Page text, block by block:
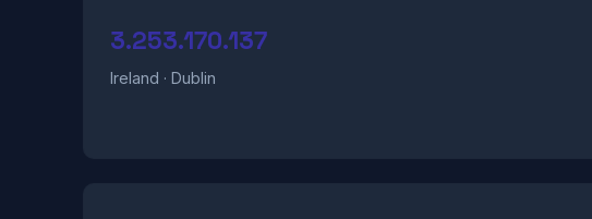
3.253.170.137
Ireland · Dublin